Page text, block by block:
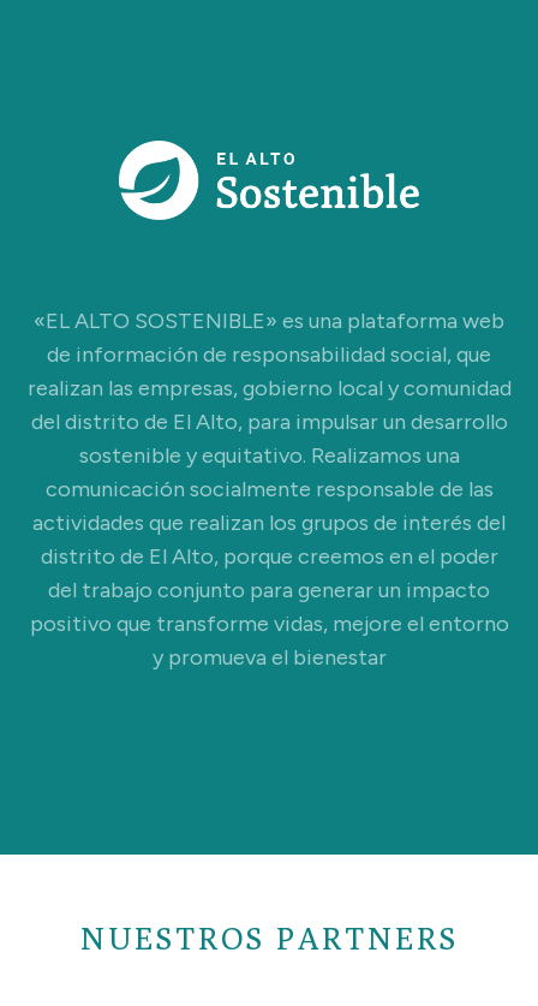
«EL ALTO SOSTENIBLE» es una plataforma web
de información de responsabilidad social, que
realizan las empresas, gobierno local y comunidad
del distrito de El Alto, para impulsar un desarrollo
sostenible y equitativo. Realizamos una
comunicación socialmente responsable de las
actividades que realizan los grupos de interés del
distrito de El Alto, porque creemos en el poder
del trabajo conjunto para generar un impacto
positivo que transforme vidas, mejore el entorno
y promueva el bienestar
NUESTROS PARTNERS